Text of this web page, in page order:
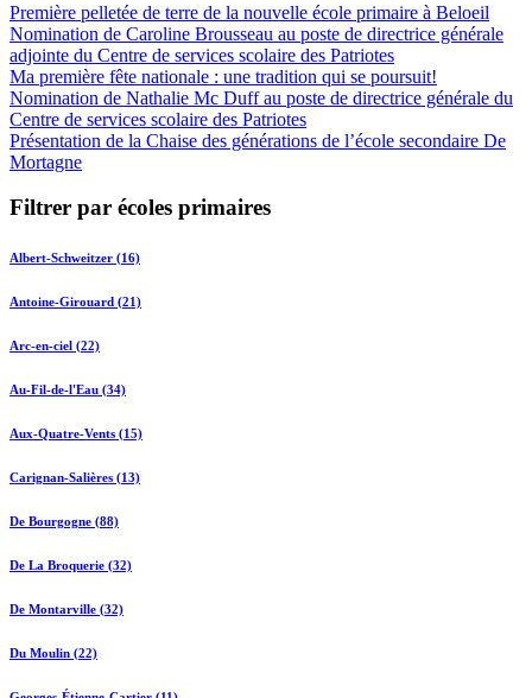
Première pelletée de terre de la nouvelle école primaire à Beloeil
Nomination de Caroline Brousseau au poste de directrice générale
adjointe du Centre de services scolaire des Patriotes
Ma première fête nationale : une tradition qui se poursuit!
Nomination de Nathalie Mc Duff au poste de directrice générale du
Centre de services scolaire des Patriotes
Présentation de la Chaise des générations de l’école secondaire De
Mortagne
Filtrer par écoles primaires
Albert-Schweitzer (16)
Antoine-Girouard (21)
Arc-en-ciel (22)
Au-Fil-de-l'Eau (34)
Aux-Quatre-Vents (15)
Carignan-Salières (13)
De Bourgogne (88)
De La Broquerie (32)
De Montarville (32)
Du Moulin (22)